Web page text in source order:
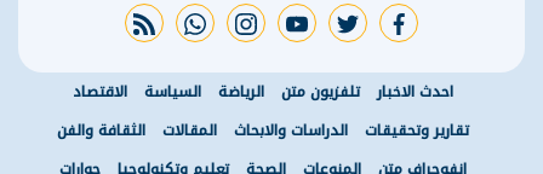
facebook
twitter
youtube
instagram
whatsapp
rss feed
احدث الاخبار تلفزيون متن الرياضة السياسة
الاقتصاد
تقارير وتحقيقات
الدراسات والابحاث المقالات
الثقافة والفن